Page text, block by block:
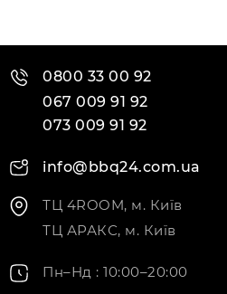
0800 33 00 92
067 009 91 92
073 009 91 92
info@bbq24.com.ua
ТЦ 4ROOM, м. Київ
ТЦ АРАКС, м. Київ
Пн–Нд : 10:00–20:00